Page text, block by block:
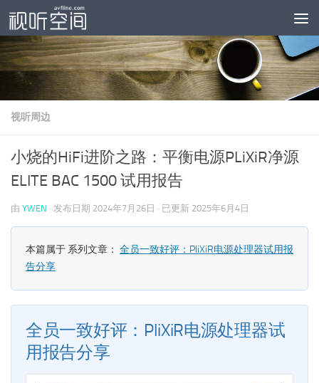
跳至内容
视听周边
小烧的HiFi进阶之路：平衡电源PLiXiR净源
ELITE BAC 1500 试用报告
由 YWEN · 发布日期 2024年7月26日 · 已更新 2025年6月4日
本篇属于 系列文章： 全员一致好评：PliXiR电源处理器试用报
告分享
全员一致好评：PliXiR电源处理器试
用报告分享